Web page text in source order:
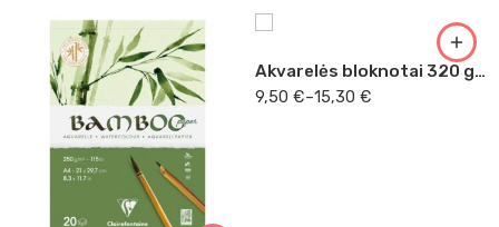
Akvarelės bloknotai 320 g SM-LT
9,50 €–15,30 €